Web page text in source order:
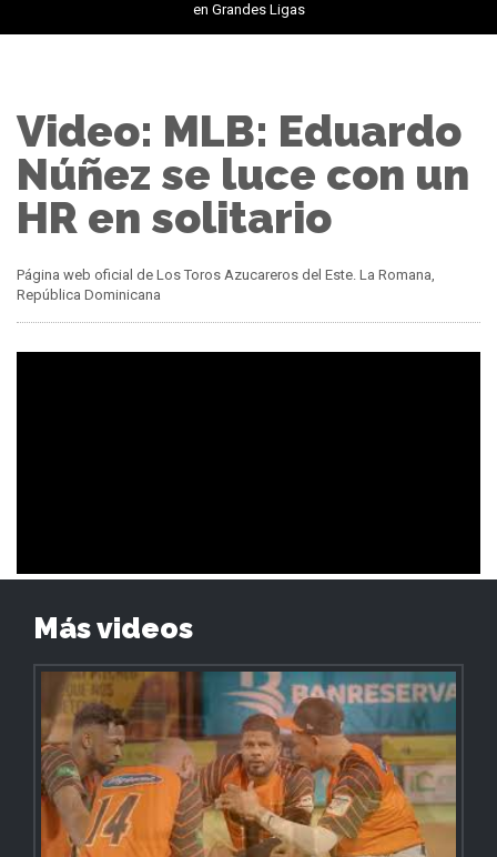
en Grandes Ligas
Video: MLB: Eduardo
Núñez se luce con un
HR en solitario
Página web oficial de Los Toros Azucareros del Este. La Romana,
República Dominicana
Más videos